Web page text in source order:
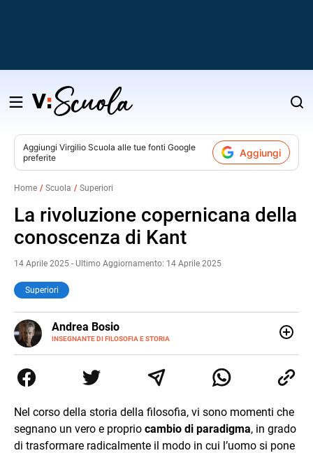
Salta
contenuto
Aggiungi Virgilio Scuola alle tue fonti Google
preferite
Aggiungi
Home Scuola Superiori
La rivoluzione copernicana della
conoscenza di Kant
14 Aprile 2025 - Ultimo Aggiornamento: 14 Aprile 2025
Superiori
Andrea Bosio
INSEGNANTE DI FILOSOFIA E STORIA
E-
MAIL
occupandosi di storia della comunicazione scientifica e di
storia della Chiesa. È dottorando presso la Facoltà
volume Giovani Minzoni terra incognita.
Nel corso della storia della filosofia, vi sono momenti che
segnano un vero e proprio cambio di paradigma, in grado
di trasformare radicalmente il modo in cui l’uomo si pone